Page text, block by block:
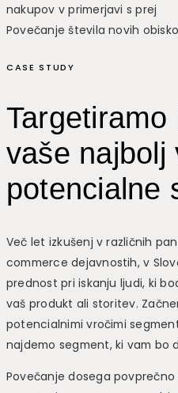
nakupov v primerjavi s prej
Povečanje števila novih
CASE STUDY
vaše najbolj
potencialne
Več let izkušenj v različnih
commerce dejavnostih, v
prednost pri iskanju ljudi, ki
vaš produkt ali storitev.
potencialnimi vročimi
najdemo segment, ki vam bo
Povečanje dosega povprečno